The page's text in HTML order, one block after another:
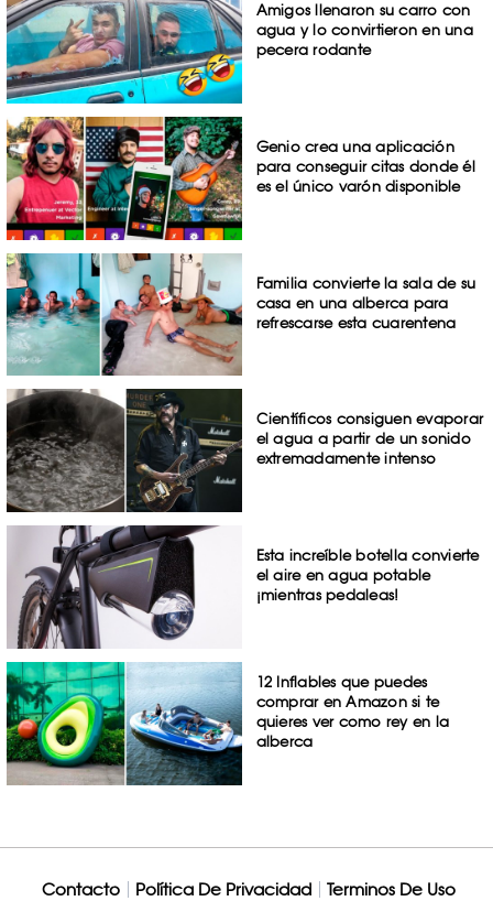
Amigos llenaron su carro con
agua y lo convirtieron en una
pecera rodante
Genio crea una aplicación
para conseguir citas donde él
es el único varón disponible
Familia convierte la sala de su
casa en una alberca para
refrescarse esta cuarentena
Científicos consiguen evaporar
el agua a partir de un sonido
extremadamente intenso
Esta increíble botella convierte
el aire en agua potable
¡mientras pedaleas!
12 Inflables que puedes
comprar en Amazon si te
quieres ver como rey en la
alberca
Contacto Política De Privacidad Terminos De Uso